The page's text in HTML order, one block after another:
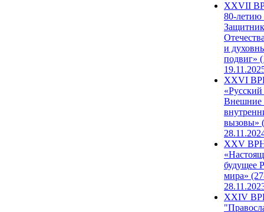
ХХVII
80-
и
подвиг»
XXVI
Внешние
вызовы»
XXV
будущее
мира»
XXIV